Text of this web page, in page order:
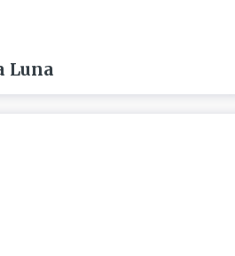
Luna